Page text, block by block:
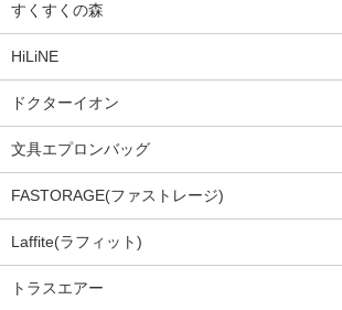
すくすくの森
HiLiNE
ドクターイオン
文具エプロンバッグ
FASTORAGE(ファストレージ)
Laffite(ラフィット)
トラスエアー